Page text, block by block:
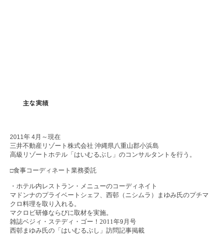
主な実績
2011年 4月～現在
三井不動産リゾート株式会社 沖縄県八重山郡小浜島
高級リゾートホテル「はいむるぶし」のコンサルタントを行う。
□食事コーディネート業務委託
・ホテル内レストラン・メニューのコーディネイト
マドンナのプライベートシェフ、西邨（ニシムラ）まゆみ氏のプチマ
クロ料理を取り入れる。
マクロビ研修ならびに取材を実施。
雑誌ベジィ・ステディ・ゴー！2011年9 月号
西邨まゆみ氏の「はいむるぶし」訪問記事掲載